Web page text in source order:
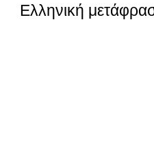
Ελληνική